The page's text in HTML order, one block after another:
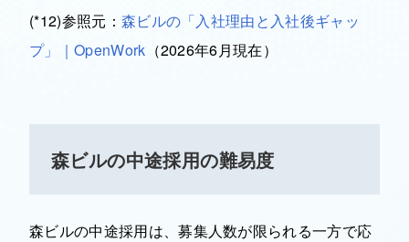
(*12)参照元： 森ビルの「入社理由と入社後ギャッ
プ」｜OpenWork （2026年6月現在）
森ビルの中途採用の難易度
森ビルの中途採用は、募集人数が限られる一方で応